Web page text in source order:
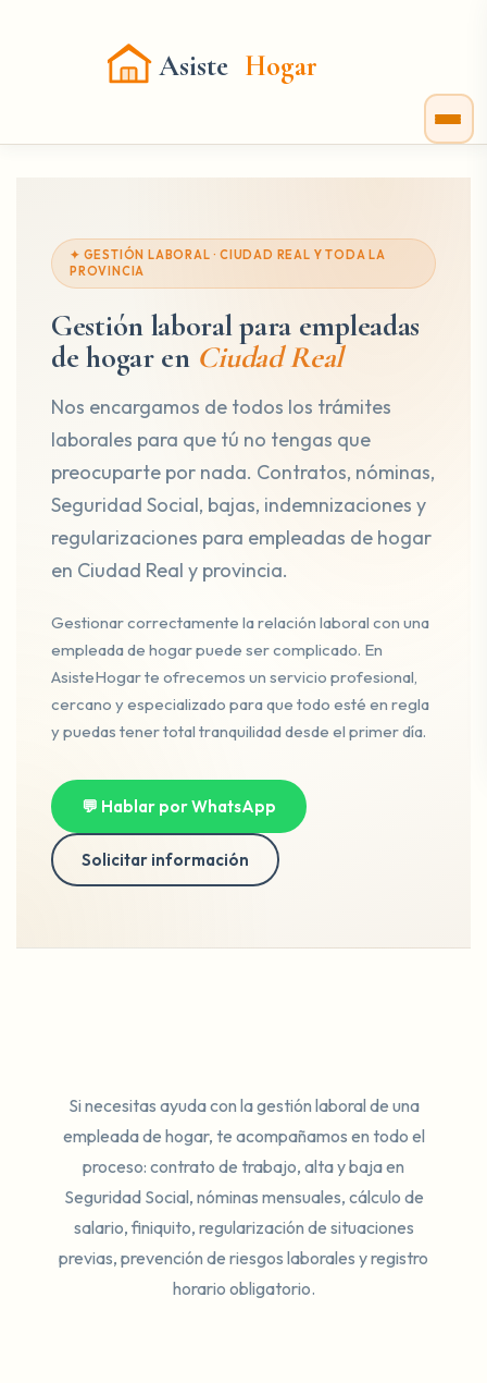
Asiste Hogar
✦ GESTIÓN LABORAL · CIUDAD REAL Y TODA LA
PROVINCIA
Gestión laboral para empleadas
de hogar en Ciudad Real
Nos encargamos de todos los trámites
laborales para que tú no tengas que
preocuparte por nada. Contratos, nóminas,
Seguridad Social, bajas, indemnizaciones y
regularizaciones para empleadas de hogar
en Ciudad Real y provincia.
Gestionar correctamente la relación laboral con una
empleada de hogar puede ser complicado. En
AsisteHogar te ofrecemos un servicio profesional,
cercano y especializado para que todo esté en regla
y puedas tener total tranquilidad desde el primer día.
💬 Hablar por WhatsApp
Solicitar información
Si necesitas ayuda con la gestión laboral de una
empleada de hogar, te acompañamos en todo el
proceso: contrato de trabajo, alta y baja en
Seguridad Social, nóminas mensuales, cálculo de
salario, finiquito, regularización de situaciones
previas, prevención de riesgos laborales y registro
horario obligatorio.